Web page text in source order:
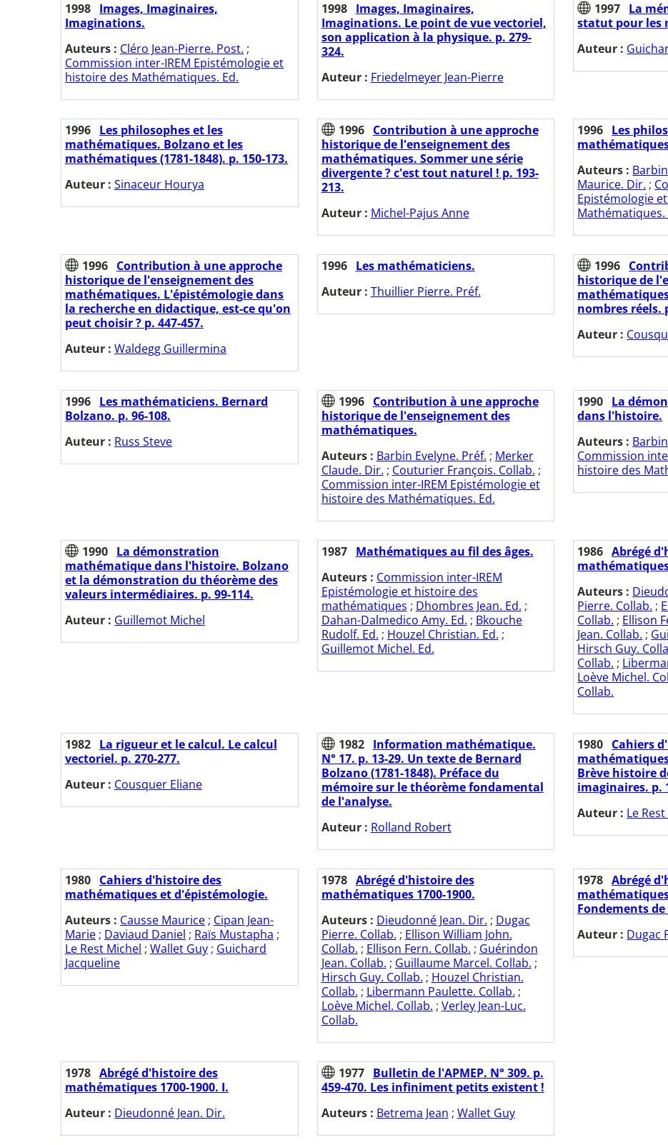
1998 Images, Imaginaires,
Imaginations.
Auteurs : Cléro Jean-Pierre. Post. ;
Commission inter-IREM Epistémologie et
histoire des Mathématiques. Ed.
1998
Images, Imaginaires,
Imaginations. Le point de vue vectoriel,
son application à la physique. p. 279-
324.
Auteur : Friedelmeyer Jean-Pierre
1997 La
statut pour les
Auteur :
1996 Les philosophes et les
mathématiques. Bolzano et les
mathématiques (1781-1848). p. 150-173.
Auteur : Sinaceur Hourya
1996
Contribution à une approche
historique de l'enseignement des
mathématiques. Sommer une série
divergente ? c'est tout naturel ! p. 193-
213.
Auteur : Michel-Pajus Anne
1996 Les
Auteurs :
Maurice. Dir. ;
Epistémologie
Mathématiques.
1996 Contribution à une approche
historique de l'enseignement des
mathématiques. L'épistémologie dans
la recherche en didactique, est-ce qu'on
peut choisir ? p. 447-457.
Auteur : Waldegg Guillermina
1996
Les mathématiciens.
Auteur : Thuillier Pierre. Préf.
1996
historique de
nombres réels.
Auteur :
1996 Les mathématiciens. Bernard
Bolzano. p. 96-108.
Auteur : Russ Steve
1996
Contribution à une approche
historique de l'enseignement des
mathématiques.
Auteurs : Barbin Evelyne. Préf. ; Merker
Claude. Dir. ; Couturier François. Collab. ;
Commission inter-IREM Epistémologie et
histoire des Mathématiques. Ed.
1990 La
dans l'histoire.
Auteurs :
Commission
histoire des
1990 La démonstration
mathématique dans l'histoire. Bolzano
et la démonstration du théorème des
valeurs intermédiaires. p. 99-114.
Auteur : Guillemot Michel
1987
Mathématiques au fil des âges.
Auteurs : Commission inter-IREM
Epistémologie et histoire des
mathématiques ; Dhombres Jean. Ed. ;
Dahan-Dalmedico Amy. Ed. ; Bkouche
Rudolf. Ed. ; Houzel Christian. Ed. ;
Guillemot Michel. Ed.
1986 Abrégé
mathématiques
Auteurs :
Pierre. Collab. ;
Collab. ; Ellison
Jean. Collab. ;
Hirsch Guy.
Collab. ;
Loève Michel.
Collab.
1982 La rigueur et le calcul. Le calcul
vectoriel. p. 270-277.
Auteur : Cousquer Eliane
1982
Information mathématique.
N° 17. p. 13-29. Un texte de Bernard
Bolzano (1781-1848). Préface du
mémoire sur le théorème fondamental
de l'analyse.
Auteur : Rolland Robert
1980 Cahiers
Brève histoire
imaginaires. p.
Auteur : Le
1980 Cahiers d'histoire des
mathématiques et d'épistémologie.
Auteurs : Causse Maurice ; Cipan Jean-
Marie ; Daviaud Daniel ; Raïs Mustapha ;
Le Rest Michel ; Wallet Guy ; Guichard
Jacqueline
1978 Abrégé d'histoire des
mathématiques 1700-1900.
Auteurs : Dieudonné Jean. Dir. ; Dugac
Pierre. Collab. ; Ellison William John.
Collab. ; Ellison Fern. Collab. ; Guérindon
Jean. Collab. ; Guillaume Marcel. Collab. ;
Hirsch Guy. Collab. ; Houzel Christian.
Collab. ; Libermann Paulette. Collab. ;
Loève Michel. Collab. ; Verley Jean-Luc.
Collab.
1978 Abrégé
mathématiques
Fondements
Auteur : Dugac
1978 Abrégé d'histoire des
mathématiques 1700-1900. I.
Auteur : Dieudonné Jean. Dir.
1977
Bulletin de l'APMEP. N° 309. p.
459-470. Les infiniment petits existent !
Auteurs : Betrema Jean ; Wallet Guy